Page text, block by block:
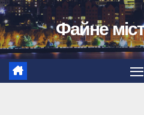
Перейти
до
вмісту
Файне